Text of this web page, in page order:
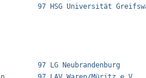
97 HSG Universität
97 LG